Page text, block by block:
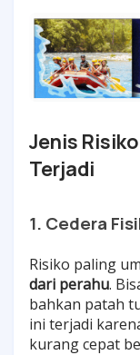
Jenis
Terjadi
1. Cedera
Risiko paling
dari perahu.
bahkan patah
ini terjadi
kurang cepat